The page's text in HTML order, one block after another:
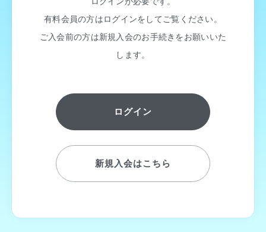
有料会員の方はログインをしてご覧ください。
ご入会前の方は新規入会のお手続きをお願いいた
します。
ログイン
新規入会はこちら